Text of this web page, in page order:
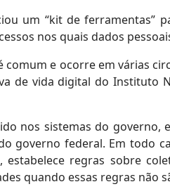
um “kit de ferramentas”
nos quais dados
comum e ocorre em várias
de vida digital do Instituto
nos sistemas do
governo federal. Em todo
estabelece regras sobre
quando essas regras não